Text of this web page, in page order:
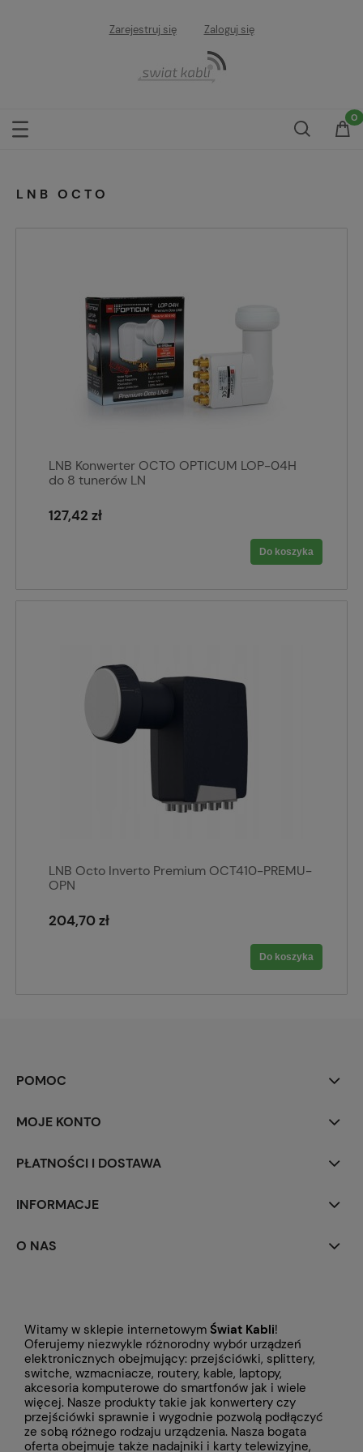
Zarejestruj się Zaloguj się
LNB OCTO
LNB Konwerter OCTO OPTICUM LOP-04H
do 8 tunerów LN
127,42 zł
Do koszyka
LNB Octo Inverto Premium OCT410-PREMU-
OPN
204,70 zł
Do koszyka
POMOC
MOJE KONTO
PŁATNOŚCI I DOSTAWA
INFORMACJE
O NAS
Witamy w sklepie internetowym Świat Kabli!
Oferujemy niezwykle różnorodny wybór urządzeń
elektronicznych obejmujący: przejściówki, splittery,
switche, wzmacniacze, routery, kable, laptopy,
akcesoria komputerowe do smartfonów jak i wiele
więcej. Nasze produkty takie jak konwertery czy
przejściówki sprawnie i wygodnie pozwolą podłączyć
ze sobą różnego rodzaju urządzenia. Nasza bogata
oferta obejmuje także nadajniki i karty telewizyjne,